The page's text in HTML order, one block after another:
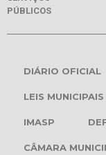
PÚBLICOS
DIÁRIO OFICIAL
LEIS MUNICIPAIS
IMASP
CÂMARA